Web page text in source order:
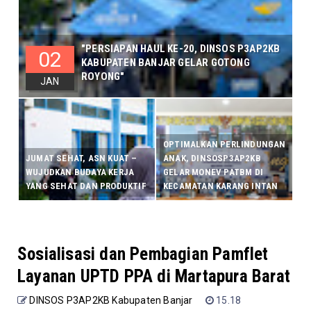
"PERSIAPAN HAUL KE-20, DINSOS P3AP2KB
KABUPATEN BANJAR GELAR GOTONG
ROYONG"
02
JAN
JUMAT SEHAT, ASN KUAT –
WUJUDKAN BUDAYA KERJA
YANG SEHAT DAN PRODUKTIF
OPTIMALKAN PERLINDUNGAN
ANAK, DINSOSP3AP2KB
GELAR MONEV PATBM DI
KECAMATAN KARANG INTAN
Sosialisasi dan Pembagian Pamflet
Layanan UPTD PPA di Martapura Barat
DINSOS P3AP2KB Kabupaten Banjar 15.18